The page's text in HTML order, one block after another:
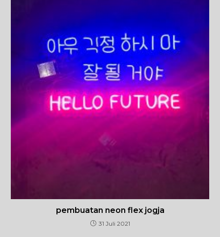
pembuatan neon flex jogja
31 Juli 2021